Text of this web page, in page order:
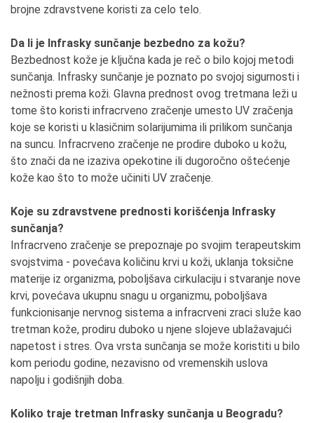
brojne zdravstvene koristi za celo telo.
Da li je Infrasky sunčanje bezbedno za kožu?
Bezbednost kože je ključna kada je reč o bilo kojoj metodi
sunčanja. Infrasky sunčanje je poznato po svojoj sigurnosti i
nežnosti prema koži. Glavna prednost ovog tretmana leži u
tome što koristi infracrveno zračenje umesto UV zračenja
koje se koristi u klasičnim solarijumima ili prilikom sunčanja
na suncu. Infracrveno zračenje ne prodire duboko u kožu,
što znači da ne izaziva opekotine ili dugoročno oštećenje
kože kao što to može učiniti UV zračenje.
Koje su zdravstvene prednosti korišćenja Infrasky
sunčanja?
Infracrveno zračenje se prepoznaje po svojim terapeutskim
svojstvima - povećava količinu krvi u koži, uklanja toksične
materije iz organizma, poboljšava cirkulaciju i stvaranje nove
krvi, povećava ukupnu snagu u organizmu, poboljšava
funkcionisanje nervnog sistema a infracrveni zraci služe kao
tretman kože, prodiru duboko u njene slojeve ublažavajući
napetost i stres. Ova vrsta sunčanja se može koristiti u bilo
kom periodu godine, nezavisno od vremenskih uslova
napolju i godišnjih doba.
Koliko traje tretman Infrasky sunčanja u Beogradu?